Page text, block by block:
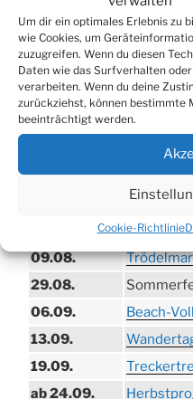
Um dir ein optimales Erlebnis zu
wie Cookies, um
zuzugreifen. Wenn du diesen
Daten wie das Surfverhalten
verarbeiten. Wenn du deine
zurückziehst, können bestimmte
beeinträchtigt werden.
Cookie-Richtlinie
Brauerei
09.08.
29.08.
06.09.
Beach-
13.09.
19.09.
ab 24.09.